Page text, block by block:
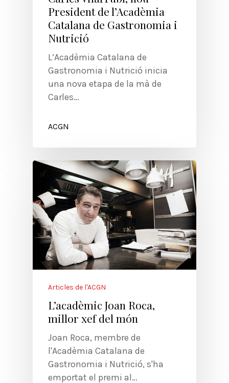
President de l’Acadèmia
Catalana de Gastronomia i
Nutrició
L’Acadèmia Catalana de
Gastronomia i Nutrició inicia
una nova etapa de la mà de
Carles…
ACGN
Articles de l'ACGN
L’acadèmic Joan Roca,
millor xef del món
Joan Roca, membre de
l'Acadèmia Catalana de
Gastronomia i Nutrició, s'ha
emportat el premi al…